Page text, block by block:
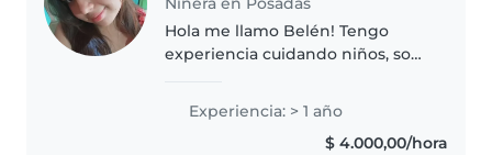
Hola me llamo Belén! Tengo
experiencia cuidando niños, soy
y con paciencia. Para más info,
contácteme estaré encantada!!
Experiencia: > 1 año
$ 4.000,00/hora